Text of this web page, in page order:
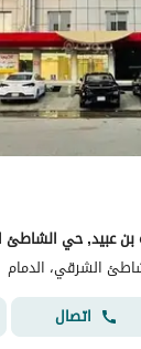
الشرقي، الدمام
اتصال